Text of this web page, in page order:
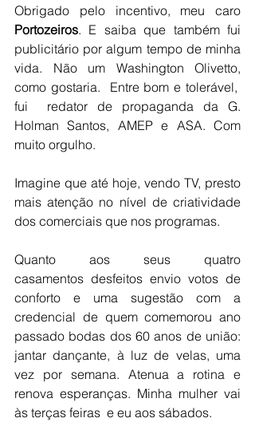
Portozeiros. E saiba que também fui
publicitário por algum tempo de minha
vida. Não um Washington Olivetto,
como gostaria.  Entre bom e tolerável,
fui  redator de propaganda da G.
Holman Santos, AMEP e ASA. Com
muito orgulho.
Imagine que até hoje, vendo TV, presto
mais atenção no nível de criatividade
dos comerciais que nos programas.
Quanto aos seus quatro
casamentos desfeitos envio votos de
conforto e uma sugestão com a
credencial de quem comemorou ano
passado bodas dos 60 anos de união:
jantar dançante, à luz de velas, uma
vez por semana. Atenua a rotina e
renova esperanças. Minha mulher vai
às terças feiras  e eu aos sábados.